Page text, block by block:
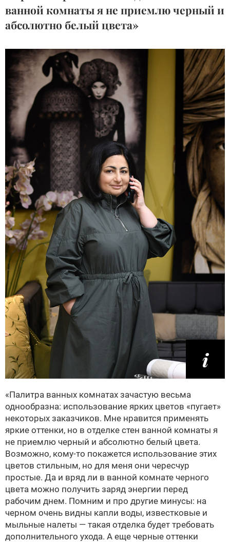
ванной комнаты я не приемлю черный и
абсолютно белый цвета»
«Палитра ванных комнатах зачастую весьма
однообразна: использование ярких цветов «пугает»
некоторых заказчиков. Мне нравится применять
яркие оттенки, но в отделке стен ванной комнаты я
не приемлю черный и абсолютно белый цвета.
Возможно, кому-то покажется использование этих
цветов стильным, но для меня они чересчур
простые. Да и вряд ли в ванной комнате черного
цвета можно получить заряд энергии перед
рабочим днем. Помним и про другие минусы: на
черном очень видны капли воды, известковые и
мыльные налеты — такая отделка будет требовать
дополнительного ухода. А еще черные оттенки